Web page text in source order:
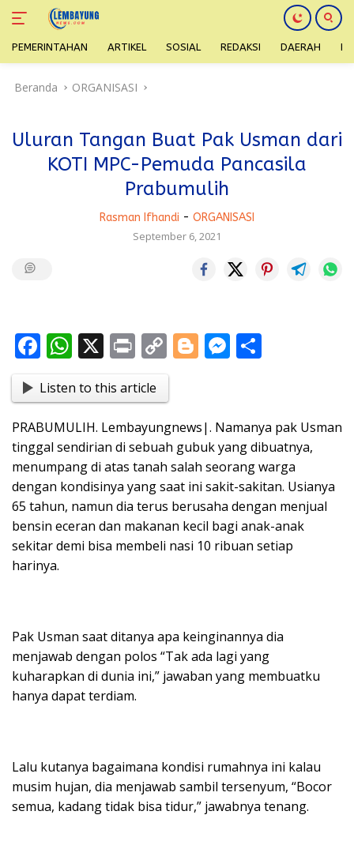
PEMERINTAHAN ARTIKEL SOSIAL REDAKSI DAERAH
Beranda ORGANISASI
Uluran Tangan Buat Pak Usman dari
KOTI MPC-Pemuda Pancasila
Prabumulih
Rasman Ifhandi - ORGANISASI
September 6, 2021
F
e
b
o
o
k
W
at
s
A
p
p
X Pr
t
C
o
p
y
Li
n
k
Bl
g
er
M
e
n
g
er
e
Listen to this article
PRABUMULIH. Lembayungnews|. Namanya pak Usman
tinggal sendirian di sebuah gubuk yang dibuatnya,
menumpang di atas tanah salah seorang warga
dengan kondisinya yang saat ini sakit-sakitan. Usianya
65 tahun, namun dia terus berusaha dengan menjual
bensin eceran dan makanan kecil bagi anak-anak
sekitar demi bisa membeli nasi 10 ribuan setiap
harinya.
Pak Usman saat ditanya apa keinginannya dia
menjawab dengan polos “Tak ada lagi yang
kuharapkan di dunia ini,” jawaban yang membuatku
hanya dapat terdiam.
Lalu kutanya bagaimana kondisi rumahnya ini kalau
musim hujan, dia menjawab sambil tersenyum, “Bocor
semua, kadang tidak bisa tidur,” jawabnya tenang.